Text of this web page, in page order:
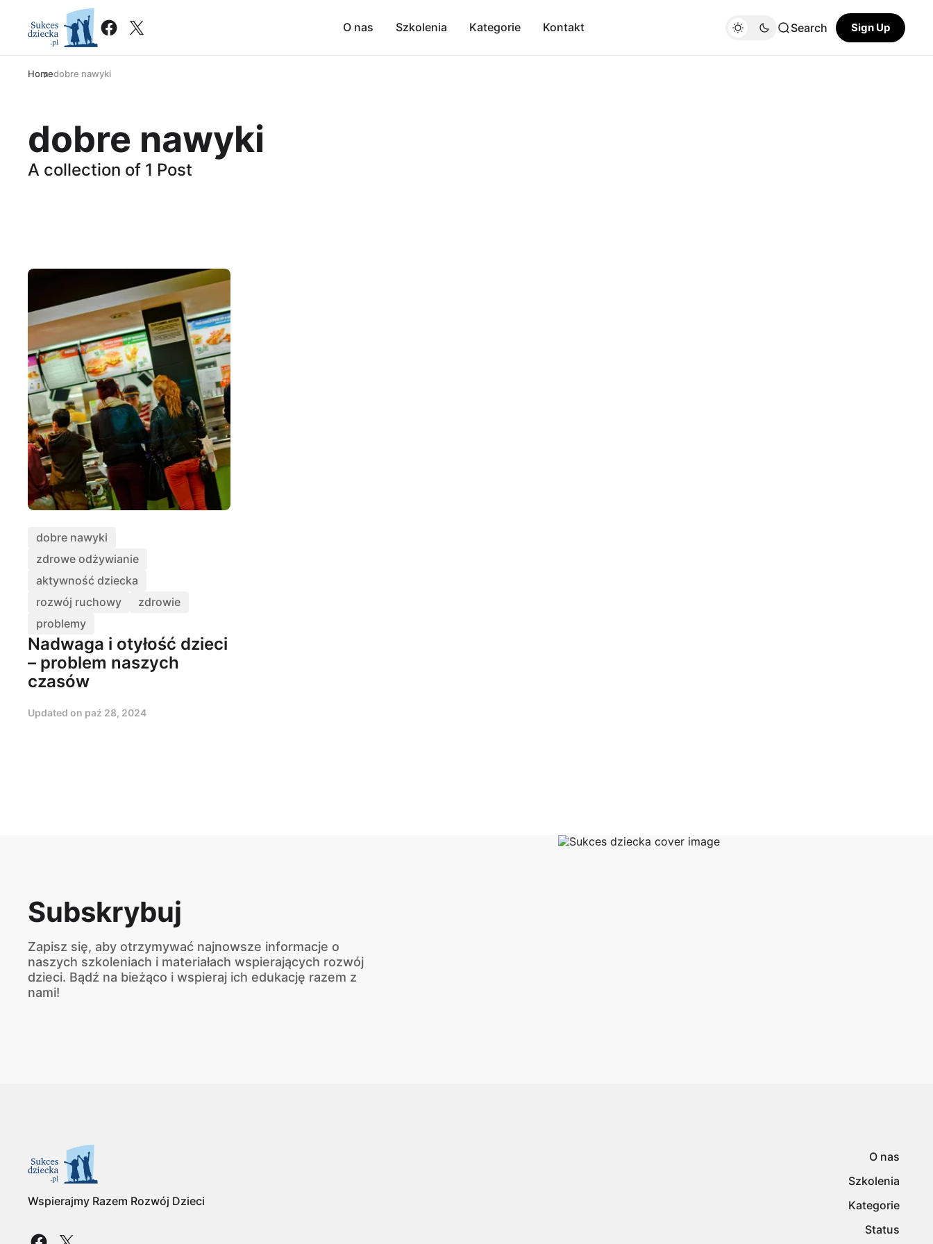
O nas Szkolenia Kategorie Kontakt Search Sign Up
Homedobre nawyki
dobre nawyki
A collection of 1 Post
dobre nawyki
zdrowe odżywianie
aktywność dziecka
rozwój ruchowy
zdrowie
problemy
Nadwaga i otyłość dzieci
– problem naszych
czasów
Updated on paź 28, 2024
Subskrybuj
Zapisz się, aby otrzymywać najnowsze informacje o
naszych szkoleniach i materiałach wspierających rozwój
dzieci. Bądź na bieżąco i wspieraj ich edukację razem z
nami!
Wspierajmy Razem Rozwój Dzieci
O nas
Szkolenia
Kategorie
Status